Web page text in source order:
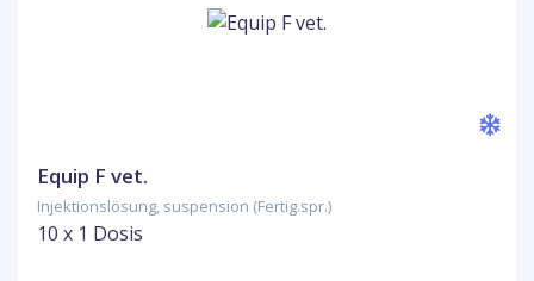
Equip F vet.
Injektionslösung, suspension (Fertig.spr.)
10 x 1 Dosis